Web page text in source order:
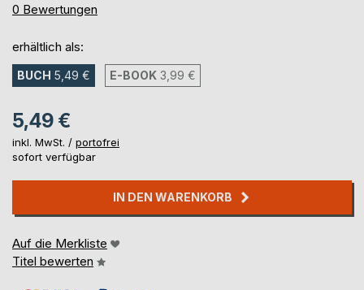
0%
0 Bewertungen
erhältlich als:
BUCH 5,49 € E-BOOK 3,99 €
5,49 €
inkl. MwSt. / portofrei
sofort verfügbar
IN DEN WARENKORB
Auf die Merkliste
Titel bewerten